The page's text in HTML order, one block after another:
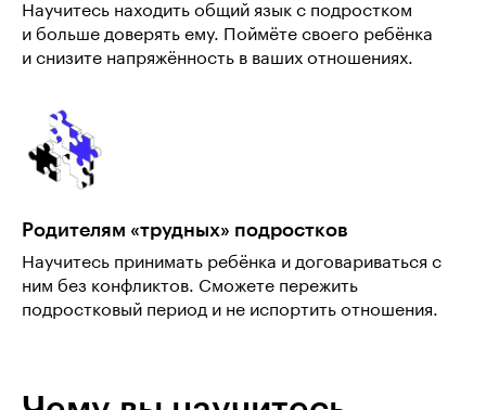
Научитесь находить общий язык с подростком
и больше доверять ему. Поймёте своего ребёнка
и снизите напряжённость в ваших отношениях.
Родителям «трудных» подростков
Научитесь принимать ребёнка и договариваться с
ним без конфликтов. Сможете пережить
подростковый период и не испортить отношения.